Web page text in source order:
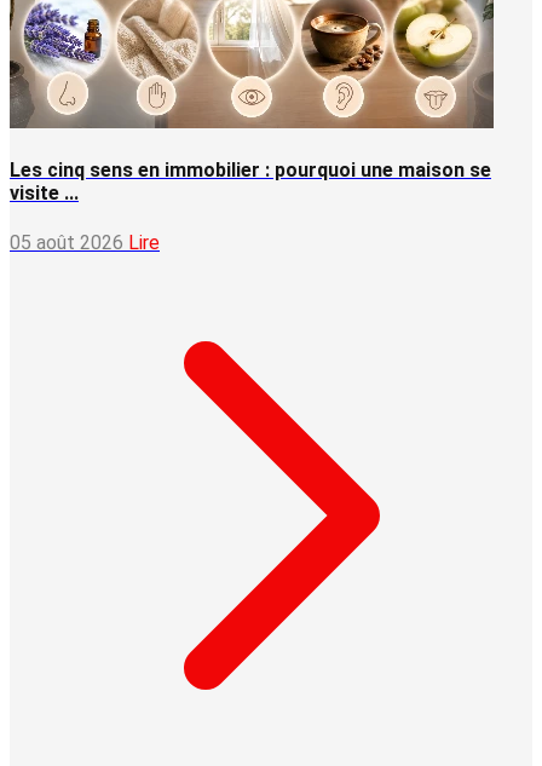
Les cinq sens en immobilier : pourquoi une maison se
visite ...
05 août 2026 Lire